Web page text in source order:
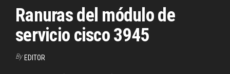
Ranuras del módulo de
servicio cisco 3945
By EDITOR